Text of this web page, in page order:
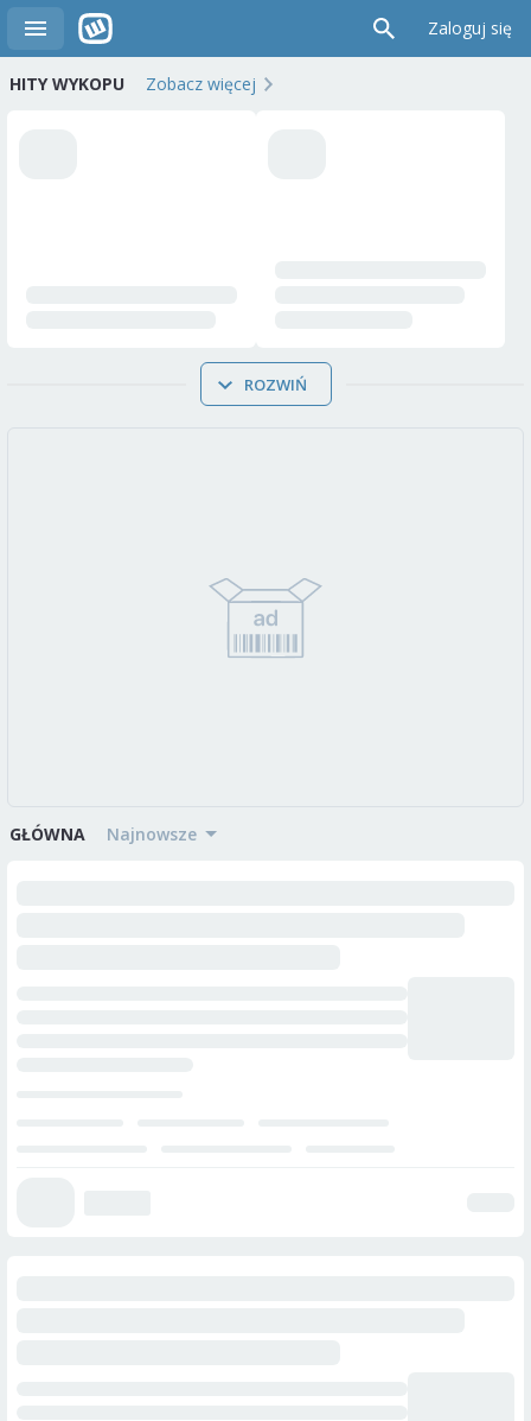
Zaloguj się
HITY WYKOPU Zobacz więcej
ROZWIŃ
GŁÓWNA najnowsze